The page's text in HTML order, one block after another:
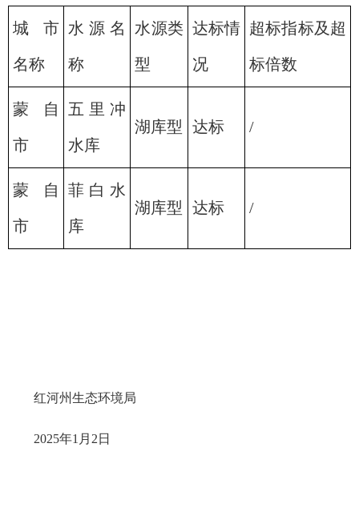
城市
名称
水源名
称
水源类
型
达标情
况
超标指标及超
标倍数
蒙自
市
五里冲
水库
湖库型 达标 /
蒙自
市
菲白水
库
湖库型 达标 /
红河州生态环境局
2025年1月2日